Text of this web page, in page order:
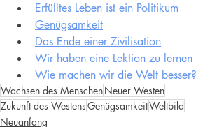
Erfülltes Leben ist ein Politikum
Genügsamkeit
Das Ende einer Zivilisation
Wir haben eine Lektion zu lernen
Wie machen wir die Welt besser?
Wachsen des MenschenNeuer Westen
Zukunft des WestensGenügsamkeitWeltbild
Neuanfang